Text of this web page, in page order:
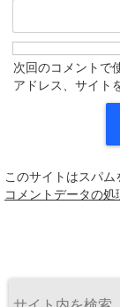
次回のコメントで
アドレス、サイト
このサイトはスパム
コメントデータの